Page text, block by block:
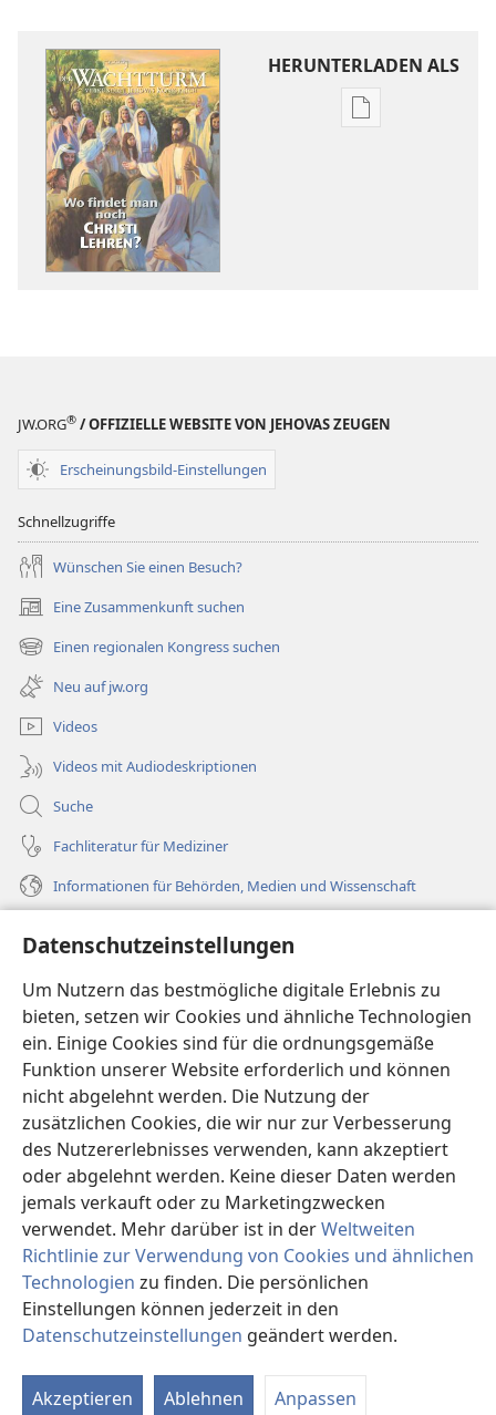
Datenschutzeinstellungen
Um Nutzern das bestmögliche digitale Erlebnis zu
bieten, setzen wir Cookies und ähnliche Technologien
ein. Einige Cookies sind für die ordnungsgemäße
Funktion unserer Website erforderlich und können
nicht abgelehnt werden. Die Nutzung der
zusätzlichen Cookies, die wir nur zur Verbesserung
des Nutzererlebnisses verwenden, kann akzeptiert
oder abgelehnt werden. Keine dieser Daten werden
jemals verkauft oder zu Marketingzwecken
verwendet. Mehr darüber ist in derWeltweiten
Richtlinie zur Verwendung von Cookies und ähnlichen
Technologien zu finden. Die persönlichen
Einstellungen können jederzeit in den
Datenschutzeinstellungen geändert werden.
Akzeptieren Ablehnen Anpassen
HERUNTERLADEN ALS
JW.ORG® / OFFIZIELLE WEBSITE VON JEHOVAS ZEUGEN
Erscheinungsbild-Einstellungen
Schnellzugriffe
Wünschen Sie einen Besuch?
Eine Zusammenkunft suchen
(öffnet
neues
Fenster)
Einen regionalen Kongress suchen
(öffnet
neues
Fenster)
Neu auf jw.org
Videos
Videos mit Audiodeskriptionen
Suche
Fachliteratur für Mediziner
Informationen für Behörden, Medien und Wissenschaft
Spenden
(öffnet
neues
Fenster)Wachtturm ONLINE-BIBLIOTHEK
(öffnet
neues
Fenster)JW Hub®
(öffnet
neues
Fenster)JW Library
Watchtower Library ®
Copyright© 2026 Watch Tower Bible and Tract Society of Pennsylvania.
NUTZUNGSBEDINGUNGEN
DATENSCHUTZERKLÄRUNG
DATENSCHUTZEINSTELLUNGEN